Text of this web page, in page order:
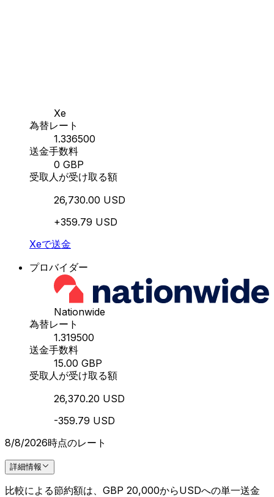
Xe
為替レート
1.336500
送金手数料
0 GBP
受取人が受け取る額
26,730.00 USD
+359.79 USD
Xeで送金
プロバイダー
Nationwide
為替レート
1.319500
送金手数料
15.00 GBP
受取人が受け取る額
26,370.20 USD
-359.79 USD
8/8/2026時点のレート
詳細情報
比較による節約額は、GBP 20,000からUSDへの単一送金